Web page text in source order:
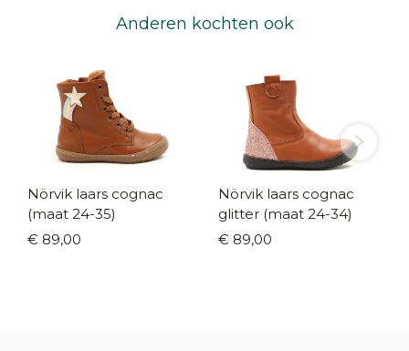
Anderen kochten ook
Nörvik laars cognac
(maat 24-35)
€ 89,00
Nörvik laars cognac
glitter (maat 24-34)
€ 89,00